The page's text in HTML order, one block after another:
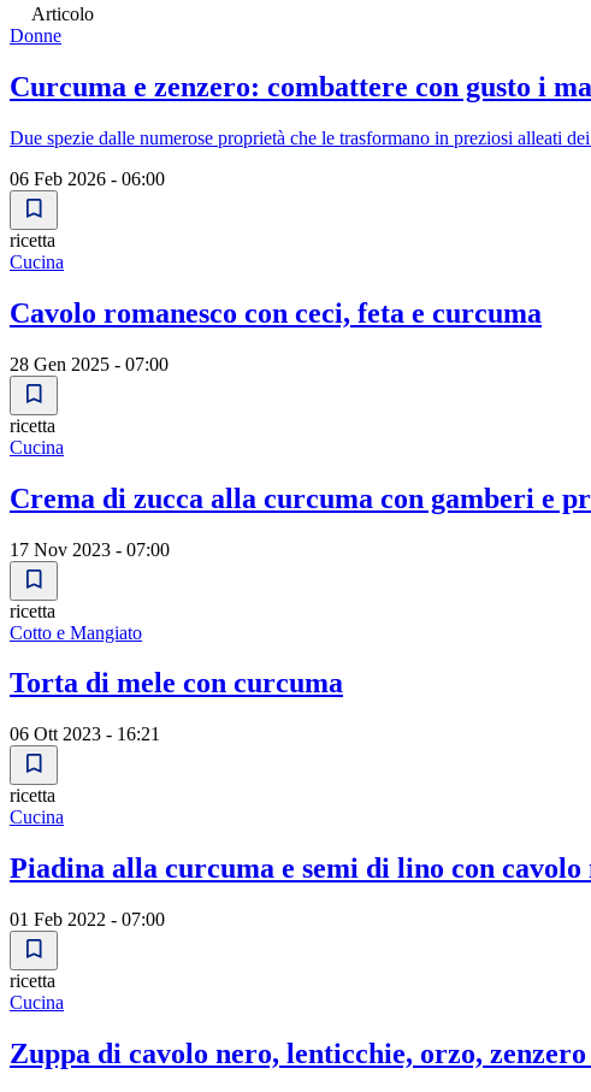
Articolo
Donne
Curcuma e zenzero: combattere con gusto i
Due spezie dalle numerose proprietà che le trasformano in preziosi alleati
06 Feb 2026 - 06:00
ricetta
Cucina
Cavolo romanesco con ceci, feta e curcuma
28 Gen 2025 - 07:00
ricetta
Cucina
Crema di zucca alla curcuma con gamberi e
17 Nov 2023 - 07:00
ricetta
Cotto e Mangiato
Torta di mele con curcuma
06 Ott 2023 - 16:21
ricetta
Cucina
Piadina alla curcuma e semi di lino con
01 Feb 2022 - 07:00
ricetta
Cucina
Zuppa di cavolo nero, lenticchie, orzo,